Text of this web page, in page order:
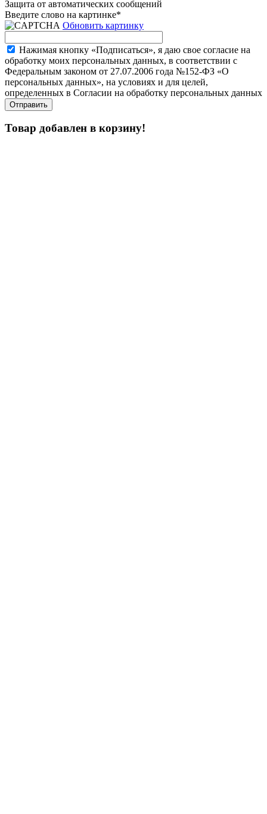
Защита от автоматических сообщений
Введите слово на картинке*
Обновить картинку
Нажимая кнопку «Подписаться», я даю свое согласие на
обработку моих персональных данных, в соответствии с
Федеральным законом от 27.07.2006 года №152-ФЗ «О
персональных данных», на условиях и для целей,
определенных в Согласии на обработку персональных данных
Товар добавлен в корзину!